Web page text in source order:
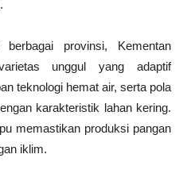
provinsi, Kementan
unggul yang adaptif
teknologi hemat air, serta pola
karakteristik lahan kering.
memastikan produksi pangan
iklim.